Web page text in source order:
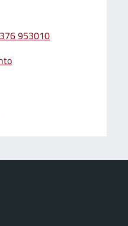
953010